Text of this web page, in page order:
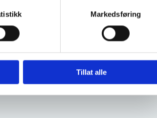
Markedsføring
Tillat alle